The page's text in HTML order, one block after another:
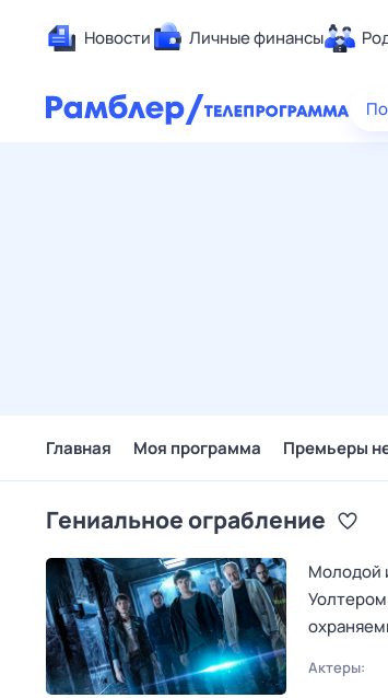
Новости Личные финансы
Главная Моя программа Премьеры
Гениальное ограбление
Молодой
Актеры: